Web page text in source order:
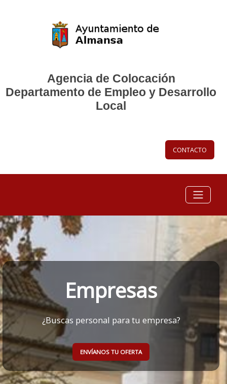
Agencia de Colocación
Departamento de Empleo y Desarrollo
Local
CONTACTO
Empresas
¿Buscas personal para tu empresa?
ENVÍANOS TU OFERTA